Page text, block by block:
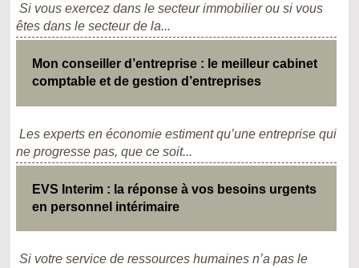
Si vous exercez dans le secteur immobilier ou si vous
êtes dans le secteur de la...
Mon conseiller d’entreprise : le meilleur cabinet
comptable et de gestion d’entreprises
Les experts en économie estiment qu’une entreprise qui
ne progresse pas, que ce soit...
EVS Interim : la réponse à vos besoins urgents
en personnel intérimaire
Si votre service de ressources humaines n’a pas le